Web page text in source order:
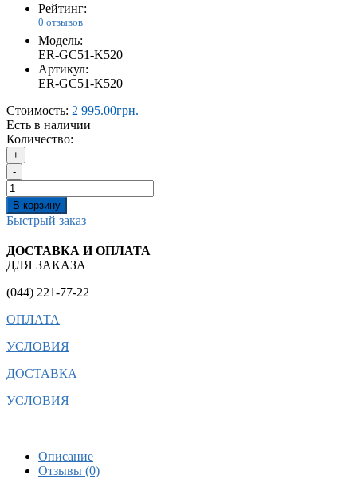
Рейтинг:
0 отзывов
Модель:
ER-GC51-K520
Артикул:
ER-GC51-K520
Стоимость: 2 995.00грн.
Есть в наличии
Количество:
+
-
В корзину
Быстрый заказ
ДОСТАВКА И ОПЛАТА
ДЛЯ ЗАКАЗА
(044) 221-77-22
ОПЛАТА
УСЛОВИЯ
ДОСТАВКА
УСЛОВИЯ
Описание
Отзывы (0)